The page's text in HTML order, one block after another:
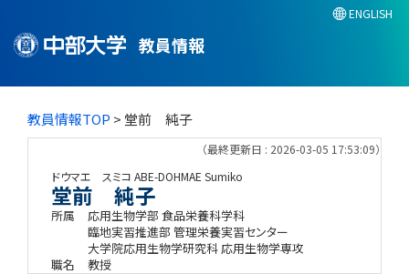
教員情報
ENGLISH
教員情報TOP > 堂前 純子
（最終更新日 : 2026-03-05 17:53:09）
ドウマエ スミコ ABE-DOHMAE Sumiko
堂前 純子
所属
応用生物学部 食品栄養科学科
臨地実習推進部 管理栄養実習センター
大学院応用生物学研究科 応用生物学専攻
職名
教授